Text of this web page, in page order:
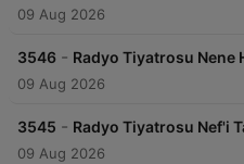
09 Aug 2026
3546 - Radyo Tiyatrosu Nene
09 Aug 2026
3545 - Radyo Tiyatrosu Nef'i
09 Aug 2026